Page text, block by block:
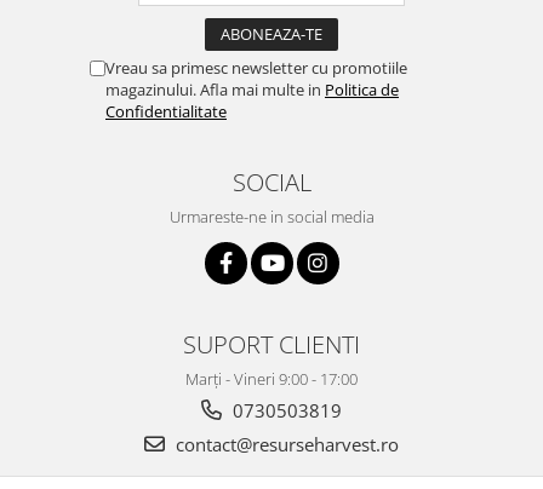
Vreau sa primesc newsletter cu promotiile
magazinului. Afla mai multe in Politica de
Confidentialitate
SOCIAL
Urmareste-ne in social media
SUPORT CLIENTI
Marți - Vineri 9:00 - 17:00
0730503819
contact@resurseharvest.ro